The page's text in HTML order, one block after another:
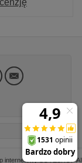
internetowy SOTESHOP AI